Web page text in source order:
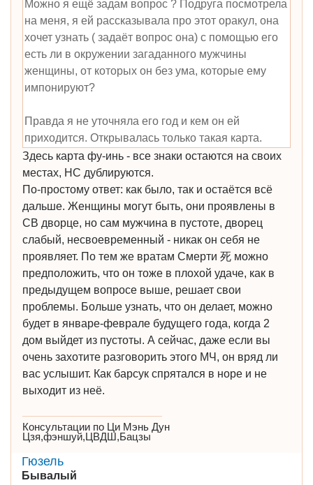
Можно я ещё задам вопрос ? Подруга посмотрела
на меня, я ей рассказывала про этот оракул, она
хочет узнать ( задаёт вопрос она) с помощью его
есть ли в окружении загаданного мужчины
женщины, от которых он без ума, которые ему
импонируют?
Правда я не уточняла его год и кем он ей
приходится. Открывалась только такая карта.
Здесь карта фу-инь - все знаки остаются на своих
местах, НС дублируются.
По-простому ответ: как было, так и остаётся всё
дальше. Женщины могут быть, они проявлены в
СВ дворце, но сам мужчина в пустоте, дворец
слабый, несвоевременный - никак он себя не
проявляет. По тем же вратам Смерти 死 можно
предположить, что он тоже в плохой удаче, как в
предыдущем вопросе выше, решает свои
проблемы. Больше узнать, что он делает, можно
будет в январе-феврале будущего года, когда 2
дом выйдет из пустоты. А сейчас, даже если вы
очень захотите разговорить этого МЧ, он вряд ли
вас услышит. Как барсук спрятался в норе и не
выходит из неё.
Консультации по Ци Мэнь Дун
Цзя,фэншуй,ЦВДШ,Бацзы
Гюзель
Бывалый